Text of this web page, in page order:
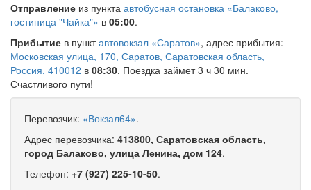
Отправление из пункта автобусная остановка «Балаково,
гостиница "Чайка"» в 05:00.
Прибытие в пунктавтовокзал «Саратов», адрес прибытия:
Московская улица, 170, Саратов, Саратовская область,
Россия, 410012 в 08:30. Поездка займет 3 ч 30 мин.
Счастливого пути!
Перевозчик: «Вокзал64».
Адрес перевозчика: 413800, Саратовская область,
город Балаково, улица Ленина, дом 124.
Телефон: +7 (927) 225-10-50.